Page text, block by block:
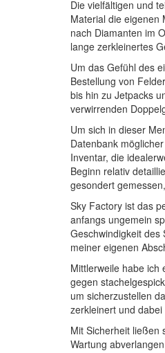
Die vielfältigen und
Material die eigenen
nach Diamanten im
lange zerkleinertes
Um das Gefühl des
Bestellung von
bis hin zu Jetpacks
verwirrenden
Um sich in dieser
Datenbank
Inventar, die
Beginn relativ
gesondert
Sky Factory ist das
anfangs ungemein
Geschwindigkeit des
meiner eigenen
Mittlerweile habe ich
gegen
um sicherzustellen
zerkleinert und
Mit Sicherheit ließen
Wartung